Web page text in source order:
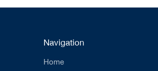
Navigation
Home